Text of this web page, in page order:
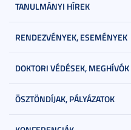
TANULMÁNYI HÍREK
RENDEZVÉNYEK, ESEMÉNYEK
DOKTORI VÉDÉSEK, MEGHÍVÓK
ÖSZTÖNDÍJAK, PÁLYÁZATOK